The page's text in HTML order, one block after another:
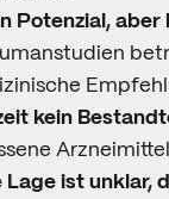
Potenzial,
kein
Lage ist unklar,